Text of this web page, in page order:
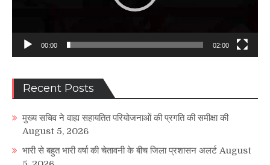
00:00 02:00
Recent Posts
मुख्य सचिव ने वाह्य सहायतित परियोजनाओं की प्रगति की समीक्षा की
August 5, 2026
भारी से बहुत भारी वर्षा की चेतावनी के बीच जिला प्रशासन अलर्ट August